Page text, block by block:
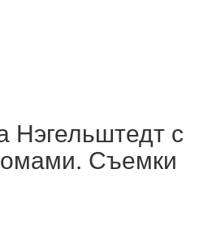
Нэгельштедт с
Съемки